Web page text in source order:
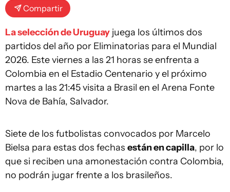
Compartir
La selección de Uruguay juega los últimos dos
partidos del año por Eliminatorias para el Mundial
2026. Este viernes a las 21 horas se enfrenta a
Colombia en el Estadio Centenario y el próximo
martes a las 21:45 visita a Brasil en el Arena Fonte
Nova de Bahía, Salvador.
Siete de los futbolistas convocados por Marcelo
Bielsa para estas dos fechas están en capilla, por lo
que si reciben una amonestación contra Colombia,
no podrán jugar frente a los brasileños.